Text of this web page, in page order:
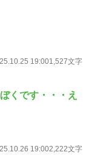
19:001,527文字
くです・・・え
19:002,222文字